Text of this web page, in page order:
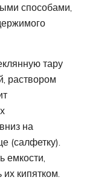
способами,
тару
раствором
на
(салфетку).
емкости,
кипятком.